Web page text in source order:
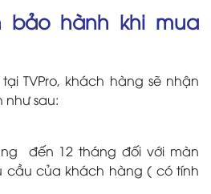
bảo hành khi mua
TVPro, khách hàng sẽ nhận
sau:
đến 12 tháng đối với màn
cầu của khách hàng ( có tính